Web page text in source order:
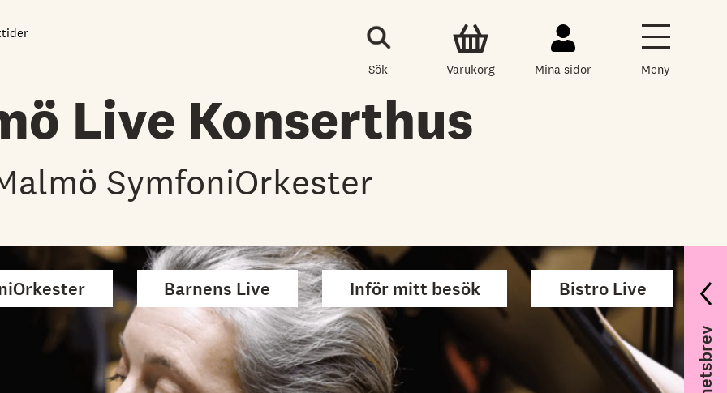
Sök Varukorg Mina sidor Meny
Live Konserthus
SymfoniOrkester
Nyhetsbrev
Barnens Live Inför mitt besök Bistro Live